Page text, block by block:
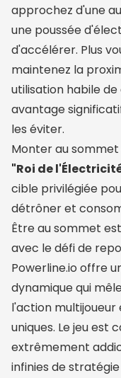
approchez d'une
une poussée
d'accélérer. Plus
maintenez la
utilisation habile
avantage
les éviter.
Monter au
"Roi de
cible privilégiée
détrôner et
Être au sommet
avec le défi de
Powerline.io offre
dynamique qui
l'action multijoueur
uniques. Le jeu est
extrêmement
infinies de